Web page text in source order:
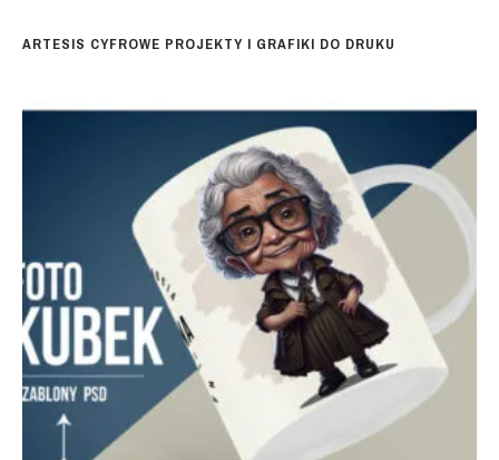
ARTESIS CYFROWE PROJEKTY I GRAFIKI DO DRUKU